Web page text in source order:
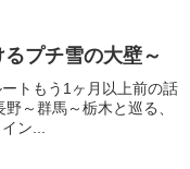
プチ雪の大壁～
トもう1ヶ月以上前の話
～群馬～栃木と巡る、
ン...